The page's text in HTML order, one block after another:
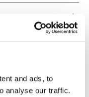
and ads, to
analyse our traffic.